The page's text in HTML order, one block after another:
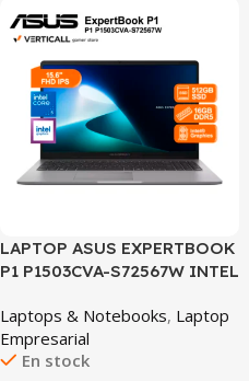
LAPTOP ASUS EXPERTBOOK
P1 P1503CVA-S72567W INTEL
512GB SSD INTEL GRAPHICS
15.6″ FHD WINDOWS 11
HOME (P1503CVA-S72567W)
Laptops & Notebooks, Laptop
Empresarial
En stock